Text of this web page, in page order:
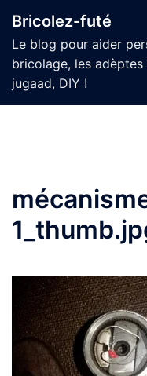
au
contenu
Bricolez-futé
Le blog pour aider
bricolage, les adèptes
jugaad, DIY !